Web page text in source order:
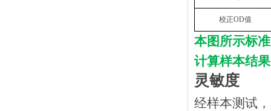
校正OD值
本图所示标
计算样本结果
灵敏度
经样本测试